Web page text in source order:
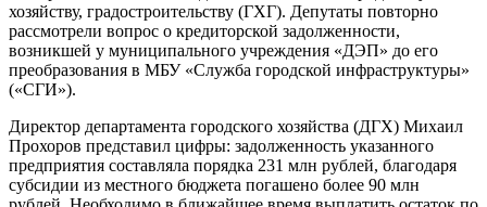
хозяйству, градостроительству (ГХГ). Депутаты повторно
рассмотрели вопрос о кредиторской задолженности,
возникшей у муниципального учреждения «ДЭП» до его
преобразования в МБУ «Служба городской инфраструктуры»
(«СГИ»).
Директор департамента городского хозяйства (ДГХ) Михаил
Прохоров представил цифры: задолженность указанного
предприятия составляла порядка 231 млн рублей, благодаря
субсидии из местного бюджета погашено более 90 млн